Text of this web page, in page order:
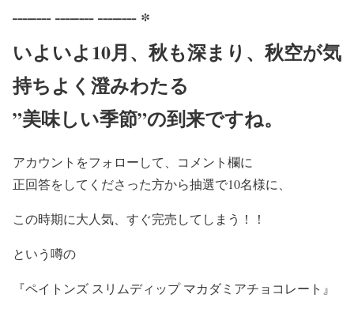
┈┈ ┈┈ ┈┈ *
いよいよ10月、秋も深まり、秋空が気
持ちよく澄みわたる
”美味しい季節”の到来ですね。
アカウントをフォローして、コメント欄に
正回答をしてくださった方から抽選で10名様に、
この時期に大人気、すぐ完売してしまう！！
という噂の
『ペイトンズ スリムディップ マカダミアチョコレート』